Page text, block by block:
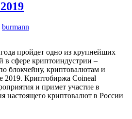
burmann
пройдет одно из крупнейших
сфере криптоиндустрии –
блокчейну, криптовалютам и
2019. Криптобиржа Coineal
и примет участие в
настоящего криптовалют в России